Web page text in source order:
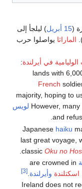
(15 أبريل
) ليلجأ إلى
الماراثا يواصلوا حرب
في أيرلندة:
French
majority, hoping to
However, لويس
haiku
last great voyage,
classic Oku no
are crowned in
اسكتلندة وأيرلندة .
[3]
Ireland does not